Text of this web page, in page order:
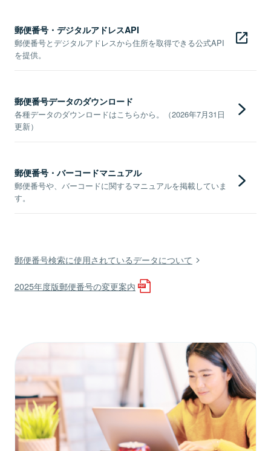
郵便番号・デジタルアドレスAPI
郵便番号とデジタルアドレスから住所を取得できる公式API
を提供。
郵便番号データのダウンロード
各種データのダウンロードはこちらから。（2026年7月31日
更新）
郵便番号・バーコードマニュアル
郵便番号や、バーコードに関するマニュアルを掲載していま
す。
郵便番号検索に使用されているデータについて
2025年度版郵便番号の変更案内